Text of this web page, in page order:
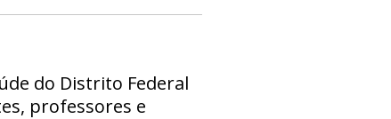
do Distrito Federal
professores e